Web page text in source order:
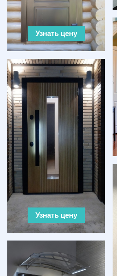
Узнать цену
Узнать цену